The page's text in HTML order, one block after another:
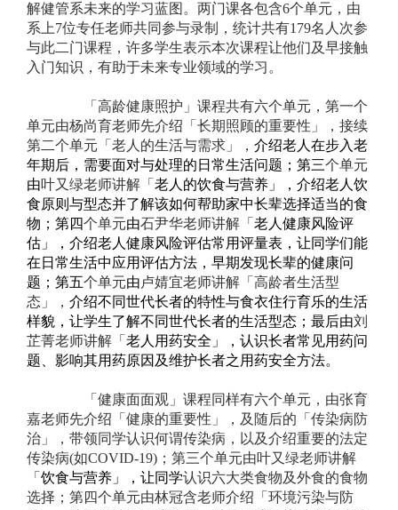
解健管系未来的学习蓝图。两门课各包含6个单元，由
系上7位专任老师共同参与录制，统计共有179名人次参
与此二门课程，许多学生表示本次课程让他们及早接触
入门知识，有助于未来专业领域的学习。
「高龄健康照护」课程共有六个单元，第一个
单元由杨尚育老师先介绍「长期照顾的重要性」，接续
第二个单元「老人的生活与需求」， 介绍老人在步入老
年期后，需要面对与处理的日常生活问题；第三个单元
由叶又绿老师讲解「 老人的饮食与营养」，介绍老人饮
食原则与型态并了解该如何帮助家中长辈选择适当的食
物；第四个单元由石尹华老师讲解「 老人健康风险评
估」，介绍老人健康风险评估常用评量表，让同学们能
在日常生活中应用评估方法，早期发现长辈的健康问
题；第五个单元由卢婧宜老师讲解「高龄者生活型
态」， 介绍不同世代长者的特性与食衣住行育乐的生活
样貌，让学生了解不同世代长者的生活型态；最后由刘
芷菁老师讲解「 老人用药安全」，认识长者常见用药问
题、影响其用药原因及维护长者之用药安全方法。
「健康面面观」课程同样有六个单元，由张育
嘉老师先介绍「健康的重要性」，及随后的「传染病防
治」，带领同学认识何谓传染病，以及介绍重要的法定
传染病(如COVID-19)；第三个单元由叶又绿老师讲解
「 饮食与营养」，让同学认识六大类食物及外食的食物
选择；第四个单元由林冠含老师介绍「环境污染与防